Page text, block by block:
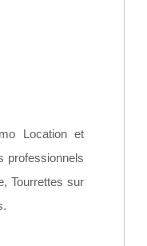
Location et
professionnels
Tourrettes sur